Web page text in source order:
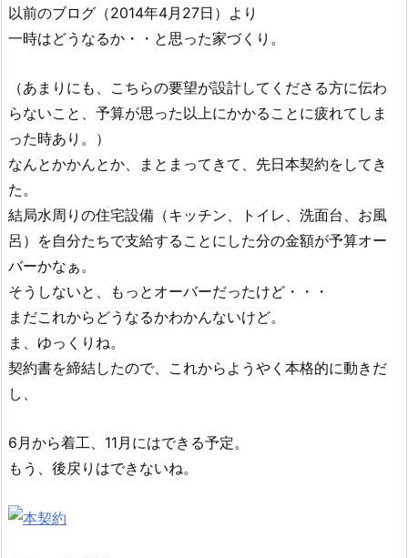
以前のブログ（2014年4月27日）より
一時はどうなるか・・と思った家づくり。
（あまりにも、こちらの要望が設計してくださる方に伝わ
らないこと、予算が思った以上にかかることに疲れてしま
った時あり。）
なんとかかんとか、まとまってきて、先日本契約をしてき
た。
結局水周りの住宅設備（キッチン、トイレ、洗面台、お風
呂）を自分たちで支給することにした分の金額が予算オー
バーかなぁ。
そうしないと、もっとオーバーだったけど・・・
まだこれからどうなるかわかんないけど。
ま、ゆっくりね。
契約書を締結したので、これからようやく本格的に動きだ
し、
6月から着工、11月にはできる予定。
もう、後戻りはできないね。